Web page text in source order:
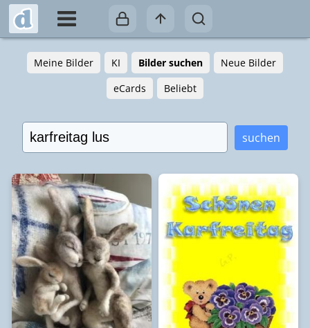
Meine Bilder KI Bilder suchen
Neue Bilder
eCards
Beliebt
suchen